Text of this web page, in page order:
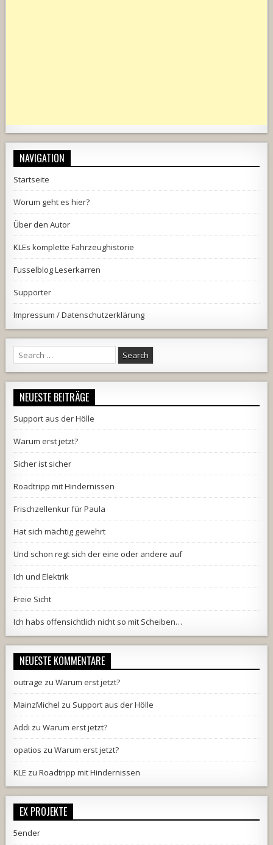
NAVIGATION
Startseite
Worum geht es hier?
Über den Autor
KLEs komplette Fahrzeughistorie
Fusselblog Leserkarren
Supporter
Impressum / Datenschutzerklärung
Search
for:
NEUESTE BEITRÄGE
Support aus der Hölle
Warum erst jetzt?
Sicher ist sicher
Roadtripp mit Hindernissen
Frischzellenkur für Paula
Hat sich mächtig gewehrt
Und schon regt sich der eine oder andere auf
Ich und Elektrik
Freie Sicht
Ich habs offensichtlich nicht so mit Scheiben…
NEUESTE KOMMENTARE
outrage zuWarum erst jetzt?
MainzMichel zu Support aus der Hölle
Addi zuWarum erst jetzt?
opatios zuWarum erst jetzt?
KLE zuRoadtripp mit Hindernissen
EX PROJEKTE
5ender